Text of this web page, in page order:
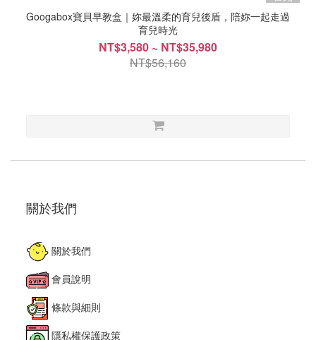
Googabox寶貝早教盒｜妳最溫柔的育兒後盾，陪妳一起走過
育兒時光
NT$3,580 ~ NT$35,980
NT$56,160
關於我們
關於我們
會員說明
條款與細則
隱私權保護政策